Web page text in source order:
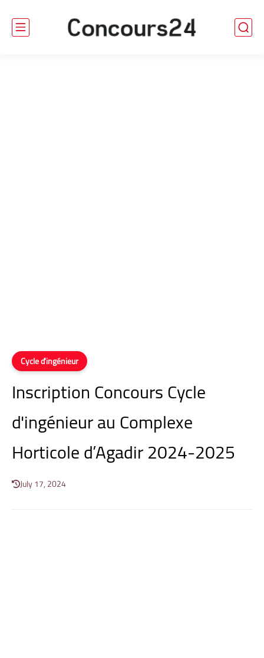
Cycle d'ingénieur
Inscription Concours Cycle
d'ingénieur au Complexe
Horticole d’Agadir 2024-2025
July 17, 2024